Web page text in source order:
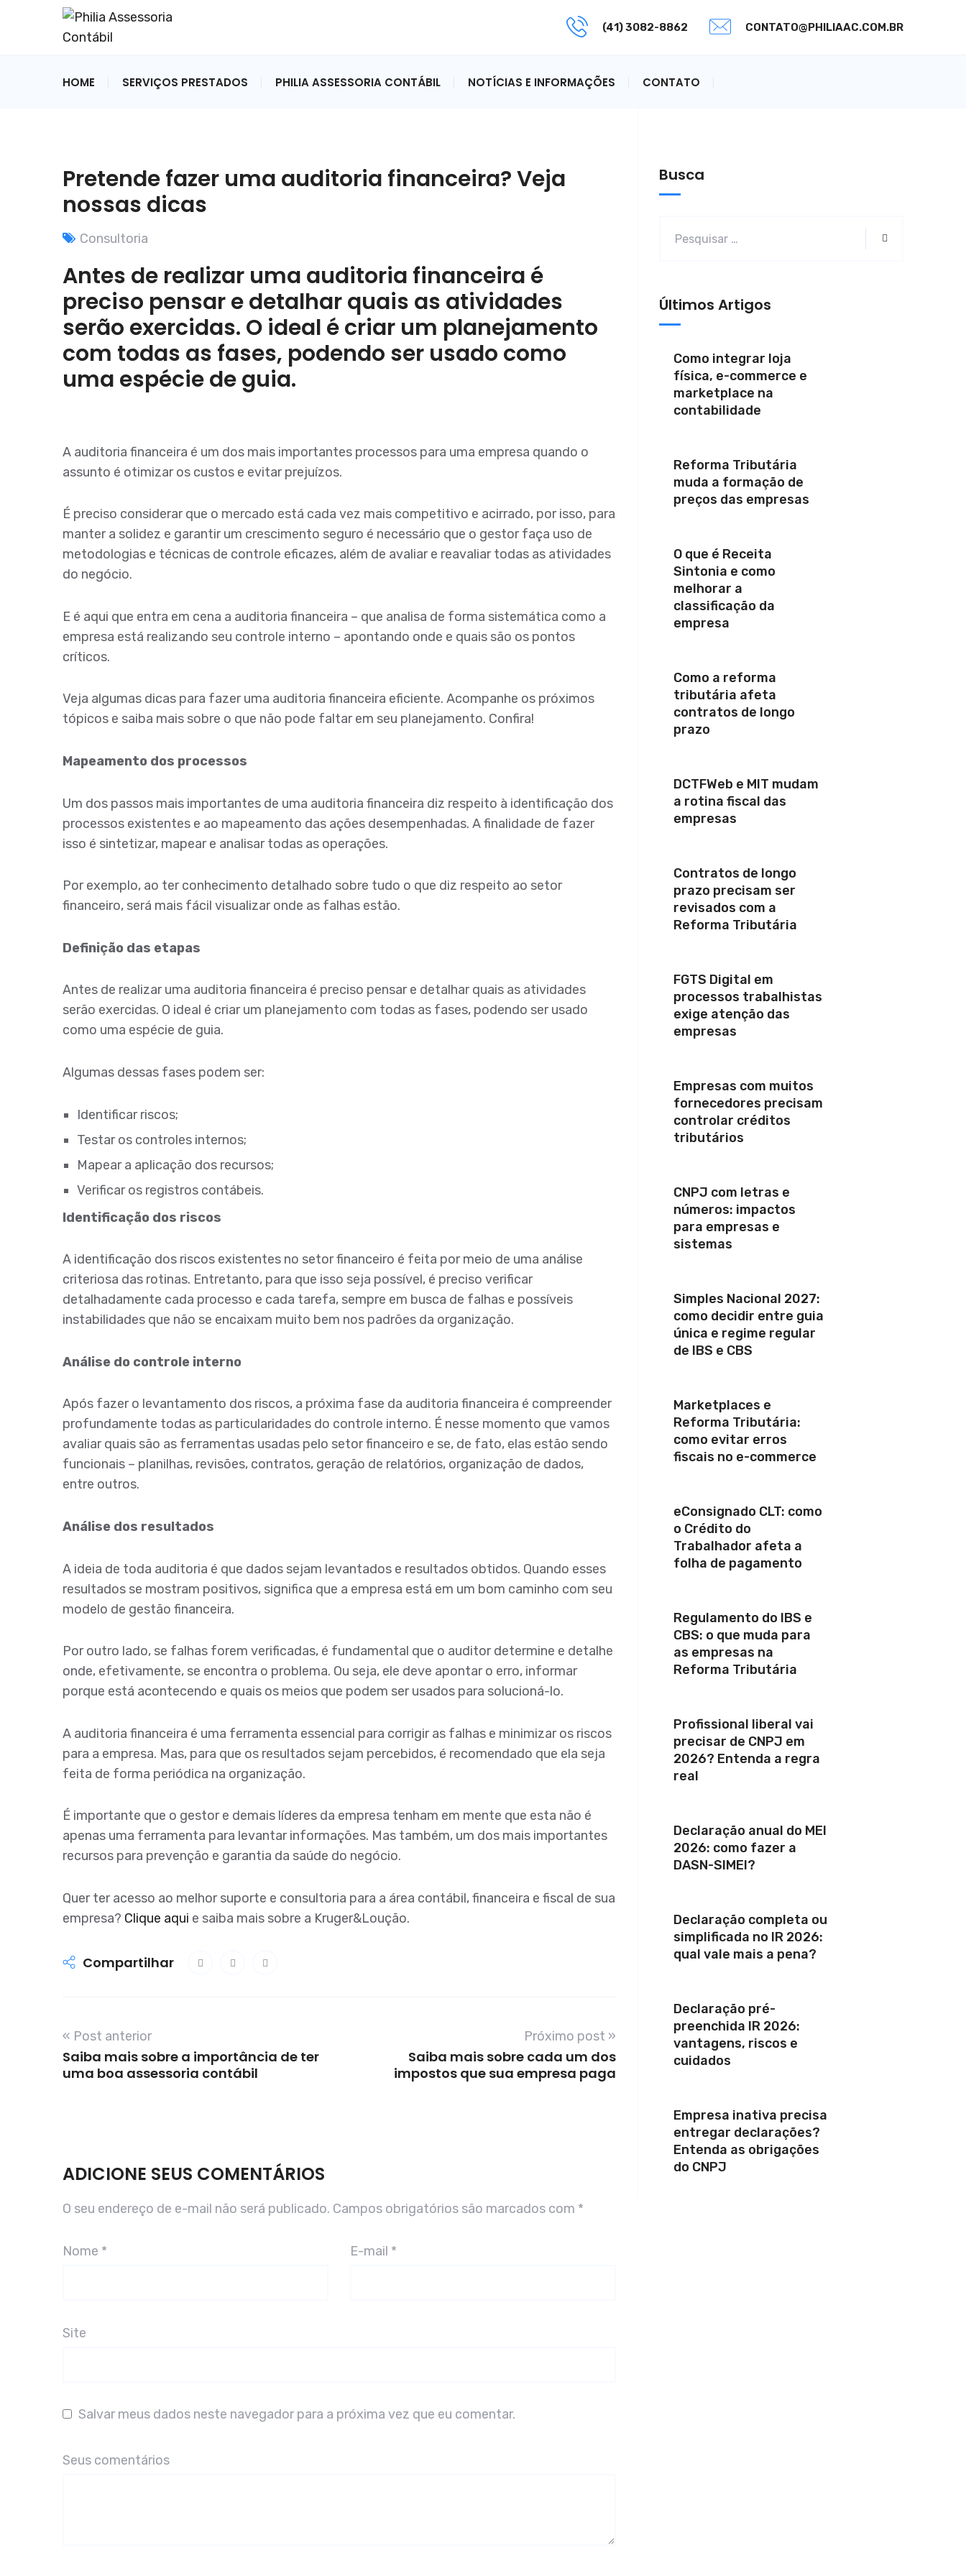
(41) 3082-8862 CONTATO@PHILIAAC.COM.BR
HOME SERVIÇOS PRESTADOS PHILIA ASSESSORIA CONTÁBIL NOTÍCIAS E INFORMAÇÕES CONTATO
Pretende fazer uma auditoria financeira? Veja
nossas dicas
Consultoria
Antes de realizar uma auditoria financeira é
preciso pensar e detalhar quais as atividades
serão exercidas. O ideal é criar um planejamento
com todas as fases, podendo ser usado como
uma espécie de guia.
A auditoria financeira é um dos mais importantes processos para uma empresa quando o
assunto é otimizar os custos e evitar prejuízos.
É preciso considerar que o mercado está cada vez mais competitivo e acirrado, por isso, para
manter a solidez e garantir um crescimento seguro é necessário que o gestor faça uso de
metodologias e técnicas de controle eficazes, além de avaliar e reavaliar todas as atividades
do negócio.
E é aqui que entra em cena a auditoria financeira – que analisa de forma sistemática como a
empresa está realizando seu controle interno – apontando onde e quais são os pontos
críticos.
Veja algumas dicas para fazer uma auditoria financeira eficiente. Acompanhe os próximos
tópicos e saiba mais sobre o que não pode faltar em seu planejamento. Confira!
Mapeamento dos processos
Um dos passos mais importantes de uma auditoria financeira diz respeito à identificação dos
processos existentes e ao mapeamento das ações desempenhadas. A finalidade de fazer
isso é sintetizar, mapear e analisar todas as operações.
Por exemplo, ao ter conhecimento detalhado sobre tudo o que diz respeito ao setor
financeiro, será mais fácil visualizar onde as falhas estão.
Definição das etapas
Antes de realizar uma auditoria financeira é preciso pensar e detalhar quais as atividades
serão exercidas. O ideal é criar um planejamento com todas as fases, podendo ser usado
como uma espécie de guia.
Algumas dessas fases podem ser:
Identificar riscos;
Testar os controles internos;
Mapear a aplicação dos recursos;
Verificar os registros contábeis.
Identificação dos riscos
A identificação dos riscos existentes no setor financeiro é feita por meio de uma análise
criteriosa das rotinas. Entretanto, para que isso seja possível, é preciso verificar
detalhadamente cada processo e cada tarefa, sempre em busca de falhas e possíveis
instabilidades que não se encaixam muito bem nos padrões da organização.
Análise do controle interno
Após fazer o levantamento dos riscos, a próxima fase da auditoria financeira é compreender
profundamente todas as particularidades do controle interno. É nesse momento que vamos
avaliar quais são as ferramentas usadas pelo setor financeiro e se, de fato, elas estão sendo
funcionais – planilhas, revisões, contratos, geração de relatórios, organização de dados,
entre outros.
Análise dos resultados
A ideia de toda auditoria é que dados sejam levantados e resultados obtidos. Quando esses
resultados se mostram positivos, significa que a empresa está em um bom caminho com seu
modelo de gestão financeira.
Por outro lado, se falhas forem verificadas, é fundamental que o auditor determine e detalhe
onde, efetivamente, se encontra o problema. Ou seja, ele deve apontar o erro, informar
porque está acontecendo e quais os meios que podem ser usados para solucioná-lo.
A auditoria financeira é uma ferramenta essencial para corrigir as falhas e minimizar os riscos
para a empresa. Mas, para que os resultados sejam percebidos, é recomendado que ela seja
feita de forma periódica na organização.
É importante que o gestor e demais líderes da empresa tenham em mente que esta não é
apenas uma ferramenta para levantar informações. Mas também, um dos mais importantes
recursos para prevenção e garantia da saúde do negócio.
Quer ter acesso ao melhor suporte e consultoria para a área contábil, financeira e fiscal de sua
empresa? Clique aqui e saiba mais sobre a Kruger&Loução.
Compartilhar
« Post anterior
Saiba mais sobre a importância de ter
uma boa assessoria contábil
Próximo post »
Saiba mais sobre cada um dos
impostos que sua empresa paga
ADICIONE SEUS COMENTÁRIOS
O seu endereço de e-mail não será publicado. Campos obrigatórios são marcados com *
Nome * E-mail *
Site
Salvar meus dados neste navegador para a próxima vez que eu comentar.
Seus comentários
Busca
Últimos Artigos
Como integrar loja
física, e-commerce e
marketplace na
contabilidade
Reforma Tributária
muda a formação de
preços das empresas
O que é Receita
Sintonia e como
melhorar a
classificação da
empresa
Como a reforma
tributária afeta
contratos de longo
prazo
DCTFWeb e MIT mudam
a rotina fiscal das
empresas
Contratos de longo
prazo precisam ser
revisados com a
Reforma Tributária
FGTS Digital em
processos trabalhistas
exige atenção das
empresas
Empresas com muitos
fornecedores precisam
controlar créditos
tributários
CNPJ com letras e
números: impactos
para empresas e
sistemas
Simples Nacional 2027:
como decidir entre guia
única e regime regular
de IBS e CBS
Marketplaces e
Reforma Tributária:
como evitar erros
fiscais no e-commerce
eConsignado CLT: como
o Crédito do
Trabalhador afeta a
folha de pagamento
Regulamento do IBS e
CBS: o que muda para
as empresas na
Reforma Tributária
Profissional liberal vai
precisar de CNPJ em
2026? Entenda a regra
real
Declaração anual do MEI
2026: como fazer a
DASN-SIMEI?
Declaração completa ou
simplificada no IR 2026:
qual vale mais a pena?
Declaração pré-
preenchida IR 2026:
vantagens, riscos e
cuidados
Empresa inativa precisa
entregar declarações?
Entenda as obrigações
do CNPJ